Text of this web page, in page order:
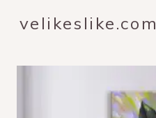
velikeslike.com